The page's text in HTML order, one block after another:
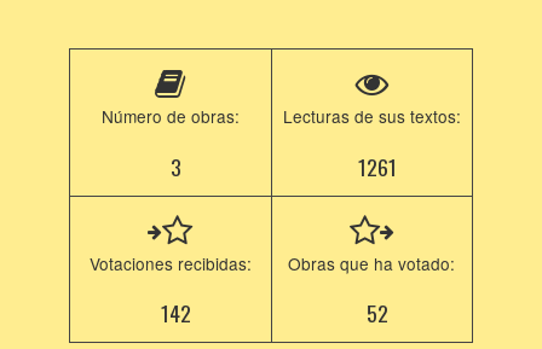
Número de obras:
3
Lecturas de sus textos:
1261
Votaciones recibidas:
142
Obras que ha votado:
52